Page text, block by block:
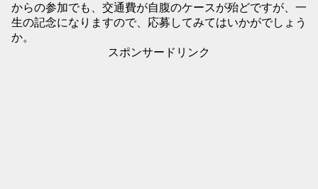
からの参加でも、交通費が自腹のケースが殆どですが、一
生の記念になりますので、応募してみてはいかがでしょう
か。
スポンサードリンク